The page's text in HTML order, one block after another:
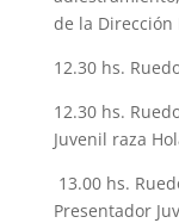
de la Dirección
12.30 hs.
12.30 hs.
Juvenil raza
13.00 hs.
Presentador